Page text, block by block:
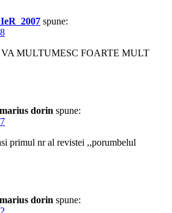
spune:
VA MULTUMESC FOARTE MULT
dorin spune:
primul nr al revistei ,,porumbelul
dorin spune: